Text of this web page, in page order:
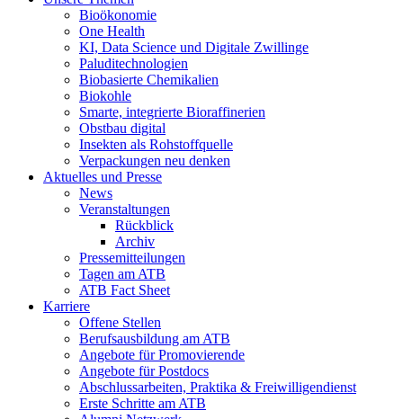
Bioökonomie
One Health
KI, Data Science und Digitale Zwillinge
Paluditechnologien
Biobasierte Chemikalien
Biokohle
Smarte, integrierte Bioraffinerien
Obstbau digital
Insekten als Rohstoffquelle
Verpackungen neu denken
Aktuelles und Presse
News
Veranstaltungen
Rückblick
Archiv
Pressemitteilungen
Tagen am ATB
ATB Fact Sheet
Karriere
Offene Stellen
Berufsausbildung am ATB
Angebote für Promovierende
Angebote für Postdocs
Abschlussarbeiten, Praktika & Freiwilligendienst
Erste Schritte am ATB